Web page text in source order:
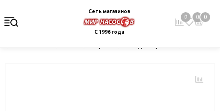
Сеть магазинов
С 1996 года
0 0 0